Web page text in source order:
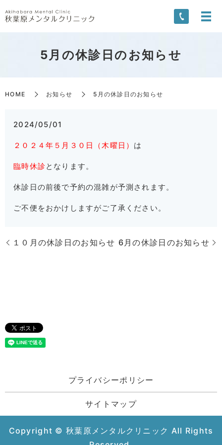
5月の休診日のお知らせ
HOME お知らせ 5月の休診日のお知らせ
2024/05/01
２０２４年５月３０日（木曜日） は
臨時休診となります。
休診日の前後で予約の混雑が予測されます。
ご不便をおかけしますがご了承ください。
１０月の休診日のお知らせ 6月の休診日のお知らせ
プライバシーポリシー
サイトマップ
Copyright © 秋葉原メンタルクリニック All Rights